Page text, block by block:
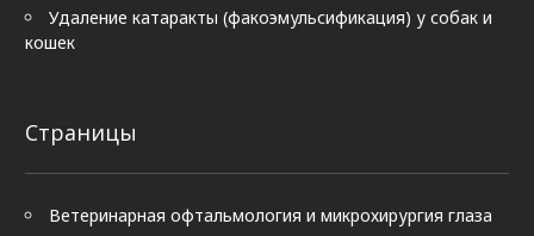
Удаление катаракты (факоэмульсификация) у собак и
кошек
Страницы
Ветеринарная офтальмология и микрохирургия глаза